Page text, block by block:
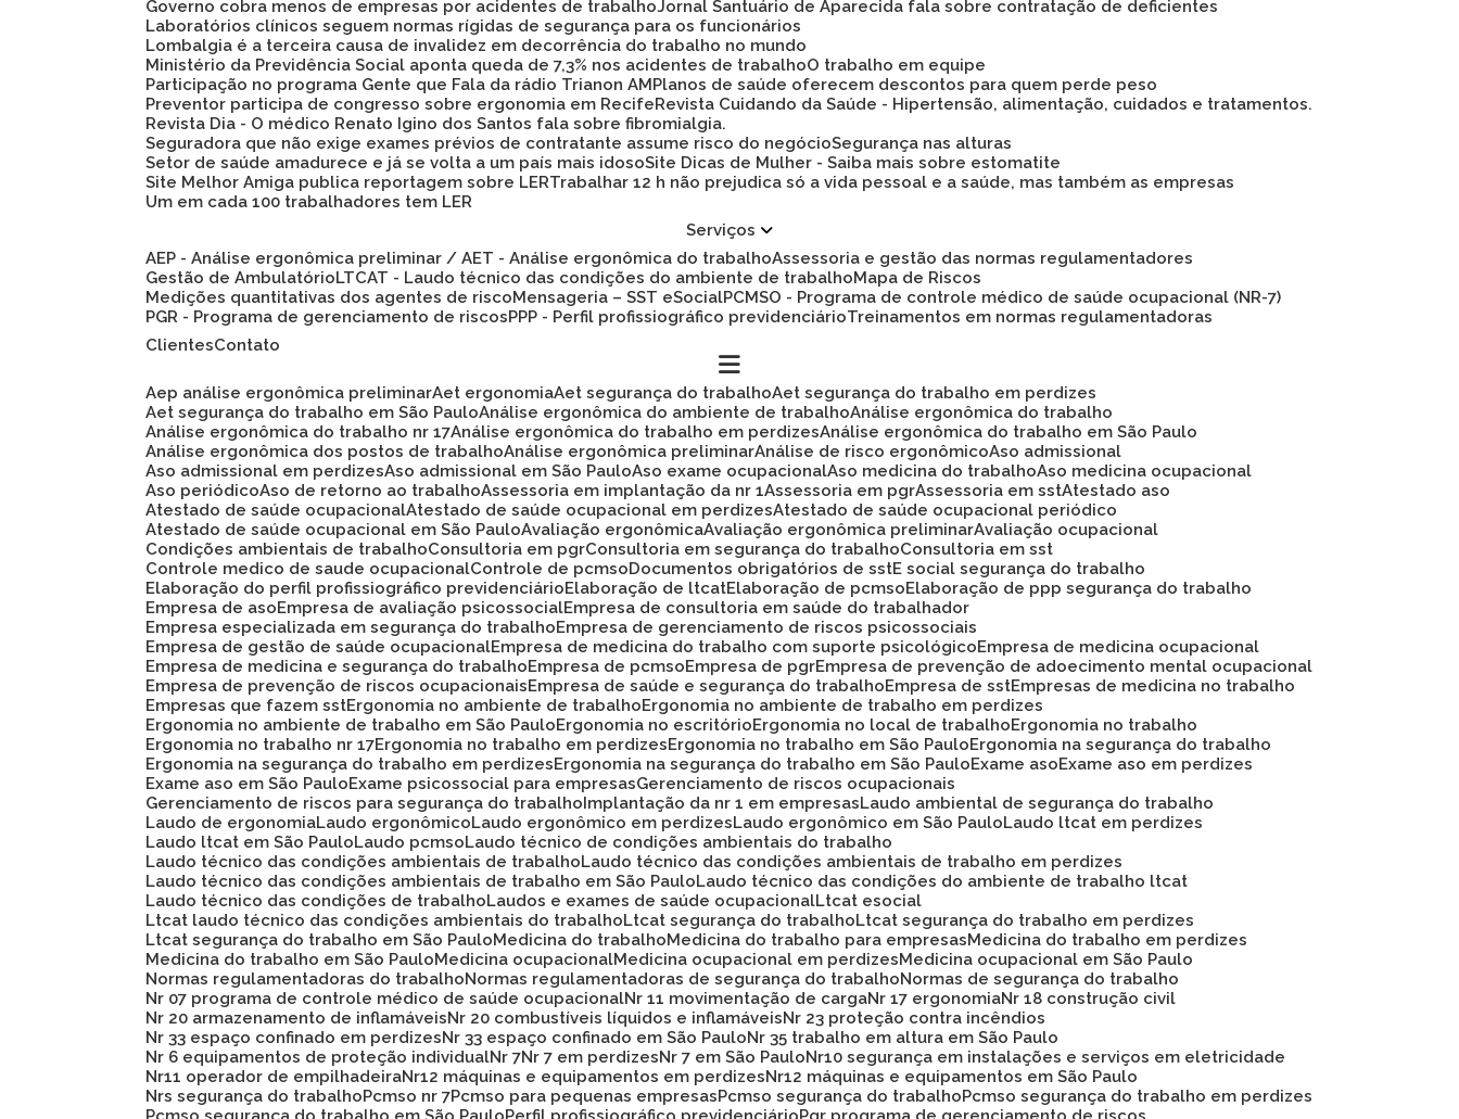
Governo cobra menos de empresas por acidentes de trabalho Jornal Santuário de Aparecida fala sobre contratação de deficientes
Laboratórios clínicos seguem normas rígidas de segurança para os funcionários
Lombalgia é a terceira causa de invalidez em decorrência do trabalho no mundo
Ministério da Previdência Social aponta queda de 7,3% nos acidentes de trabalho
O trabalho em equipe
Participação no programa Gente que Fala da rádio Trianon AM
Planos de saúde oferecem descontos para quem perde peso
Preventor participa de congresso sobre ergonomia em Recife
Revista Cuidando da Saúde - Hipertensão, alimentação, cuidados e tratamentos.
Revista Dia - O médico Renato Igino dos Santos fala sobre fibromialgia.
Seguradora que não exige exames prévios de contratante assume risco do negócio Segurança nas alturas
Setor de saúde amadurece e já se volta a um país mais idoso Site Dicas de Mulher - Saiba mais sobre estomatite
Site Melhor Amiga publica reportagem sobre LER
Trabalhar 12 h não prejudica só a vida pessoal e a saúde, mas também as empresas
Um em cada 100 trabalhadores tem LER
Serviços
AEP - Análise ergonômica preliminar / AET - Análise ergonômica do trabalho Assessoria e gestão das normas regulamentadores
Gestão de Ambulatório LTCAT - Laudo técnico das condições do ambiente de trabalho
Mapa de Riscos
Medições quantitativas dos agentes de risco
Mensageria – SST eSocial PCMSO - Programa de controle médico de saúde ocupacional (NR-7)
PGR - Programa de gerenciamento de riscos
PPP - Perfil profissiográfico previdenciário
Treinamentos em normas regulamentadoras
Clientes
Contato
Aep análise ergonômica preliminar Aet ergonomia Aet segurança do trabalho Aet segurança do trabalho em perdizes
Aet segurança do trabalho em São Paulo Análise ergonômica do ambiente de trabalho Análise ergonômica do trabalho
Análise ergonômica do trabalho nr 17 Análise ergonômica do trabalho em perdizes Análise ergonômica do trabalho em São Paulo
Análise ergonômica dos postos de trabalho Análise ergonômica preliminar Análise de risco ergonômico Aso admissional
Aso admissional em perdizes Aso admissional em São Paulo Aso exame ocupacional Aso medicina do trabalho Aso medicina ocupacional
Aso periódico Aso de retorno ao trabalho Assessoria em implantação da nr 1 Assessoria em pgr Assessoria em sst Atestado aso
Atestado de saúde ocupacional Atestado de saúde ocupacional em perdizes Atestado de saúde ocupacional periódico
Atestado de saúde ocupacional em São Paulo Avaliação ergonômica Avaliação ergonômica preliminar Avaliação ocupacional
Condições ambientais de trabalho
Consultoria em pgr Consultoria em segurança do trabalho
Consultoria em sst
Controle medico de saude ocupacional
Controle de pcmso Documentos obrigatórios de sst
E social segurança do trabalho
Elaboração do perfil profissiográfico previdenciário
Elaboração de ltcat Elaboração de pcmso
Elaboração de ppp segurança do trabalho
Empresa de aso
Empresa de avaliação psicossocial Empresa de consultoria em saúde do trabalhador
Empresa especializada em segurança do trabalho
Empresa de gerenciamento de riscos psicossociais
Empresa de gestão de saúde ocupacional Empresa de medicina do trabalho com suporte psicológico
Empresa de medicina ocupacional
Empresa de medicina e segurança do trabalho
Empresa de pcmso Empresa de pgr Empresa de prevenção de adoecimento mental ocupacional
Empresa de prevenção de riscos ocupacionais
Empresa de saúde e segurança do trabalho Empresa de sst Empresas de medicina no trabalho
Empresas que fazem sst Ergonomia no ambiente de trabalho
Ergonomia no ambiente de trabalho em perdizes
Ergonomia no ambiente de trabalho em São Paulo
Ergonomia no escritório Ergonomia no local de trabalho
Ergonomia no trabalho
Ergonomia no trabalho nr 17 Ergonomia no trabalho em perdizes Ergonomia no trabalho em São Paulo
Ergonomia na segurança do trabalho
Ergonomia na segurança do trabalho em perdizes
Ergonomia na segurança do trabalho em São Paulo Exame aso Exame aso em perdizes
Exame aso em São Paulo Exame psicossocial para empresas
Gerenciamento de riscos ocupacionais
Gerenciamento de riscos para segurança do trabalho Implantação da nr 1 em empresas
Laudo ambiental de segurança do trabalho
Laudo de ergonomia Laudo ergonômico Laudo ergonômico em perdizes Laudo ergonômico em São Paulo
Laudo ltcat em perdizes
Laudo ltcat em São Paulo
Laudo pcmso
Laudo técnico de condições ambientais do trabalho
Laudo técnico das condições ambientais de trabalho
Laudo técnico das condições ambientais de trabalho em perdizes
Laudo técnico das condições ambientais de trabalho em São Paulo
Laudo técnico das condições do ambiente de trabalho ltcat
Laudo técnico das condições de trabalho
Laudos e exames de saúde ocupacional Ltcat esocial
Ltcat laudo técnico das condições ambientais do trabalho
Ltcat segurança do trabalho
Ltcat segurança do trabalho em perdizes
Ltcat segurança do trabalho em São Paulo
Medicina do trabalho Medicina do trabalho para empresas
Medicina do trabalho em perdizes
Medicina do trabalho em São Paulo
Medicina ocupacional Medicina ocupacional em perdizes
Medicina ocupacional em São Paulo
Normas regulamentadoras do trabalho
Normas regulamentadoras de segurança do trabalho
Normas de segurança do trabalho
Nr 07 programa de controle médico de saúde ocupacional
Nr 11 movimentação de carga Nr 17 ergonomia
Nr 18 construção civil
Nr 20 armazenamento de inflamáveis
Nr 20 combustíveis líquidos e inflamáveis
Nr 23 proteção contra incêndios
Nr 33 espaço confinado em perdizes
Nr 33 espaço confinado em São Paulo
Nr 35 trabalho em altura em São Paulo
Nr 6 equipamentos de proteção individual
Nr 7 Nr 7 em perdizes Nr 7 em São Paulo
Nr10 segurança em instalações e serviços em eletricidade
Nr11 operador de empilhadeira
Nr12 máquinas e equipamentos em perdizes
Nr12 máquinas e equipamentos em São Paulo
Nrs segurança do trabalho
Pcmso nr 7 Pcmso para pequenas empresas Pcmso segurança do trabalho
Pcmso segurança do trabalho em perdizes